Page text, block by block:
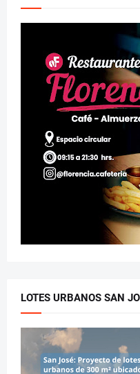
LOTES URBANOS SAN